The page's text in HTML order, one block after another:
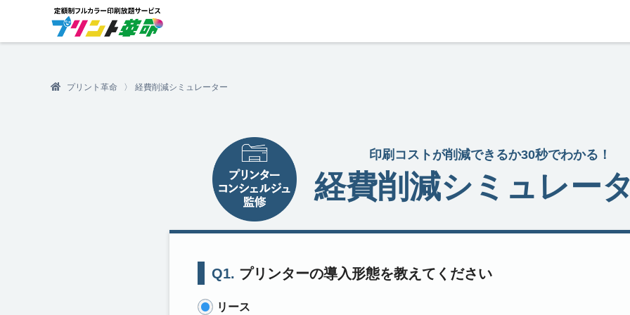
プリント革命 経費削減シミュレーター
印刷コストが削減できるか30秒でわかる！
経費削減シミュレー
Q1. プリンターの導入形態を教えてください
リース